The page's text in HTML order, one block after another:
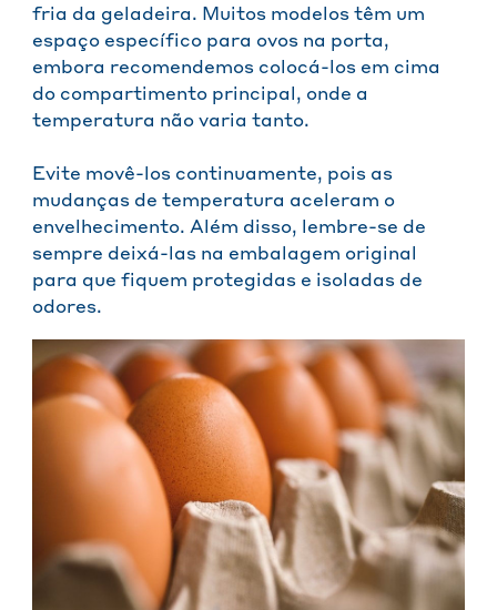
fria da geladeira. Muitos modelos têm um
espaço específico para ovos na porta,
embora recomendemos colocá-los em cima
do compartimento principal, onde a
temperatura não varia tanto.
Evite movê-los continuamente, pois as
mudanças de temperatura aceleram o
envelhecimento. Além disso, lembre-se de
sempre deixá-las na embalagem original
para que fiquem protegidas e isoladas de
odores.